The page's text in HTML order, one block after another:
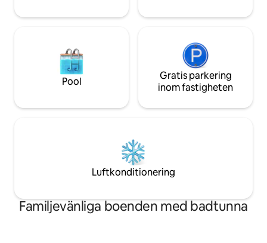
Pool
Gratis parkering
inom fastigheten
Luftkonditionering
Familjevänliga boenden med badtunna